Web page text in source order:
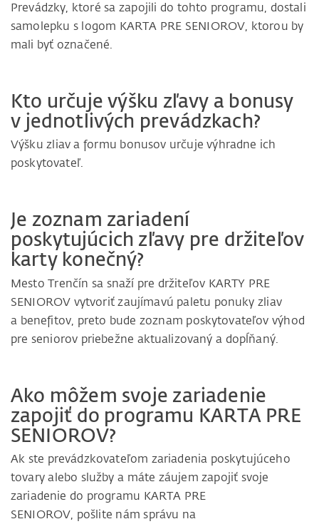
Prevádzky, ktoré sa zapojili do tohto programu, dostali
samolepku s logom KARTA PRE SENIOROV, ktorou by
mali byť označené.
Kto určuje výšku zľavy a bonusy
v jednotlivých prevádzkach?
Výšku zliav a formu bonusov určuje výhradne ich
poskytovateľ.
Je zoznam zariadení
poskytujúcich zľavy pre držiteľov
karty konečný?
Mesto Trenčín sa snaží pre držiteľov KARTY PRE
SENIOROV vytvoriť zaujímavú paletu ponuky zliav
a benefitov, preto bude zoznam poskytovateľov výhod
pre seniorov priebežne aktualizovaný a dopĺňaný.
Ako môžem svoje zariadenie
zapojiť do programu KARTA PRE
SENIOROV?
Ak ste prevádzkovateľom zariadenia poskytujúceho
tovary alebo služby a máte záujem zapojiť svoje
zariadenie do programu KARTA PRE
SENIOROV, pošlite nám správu na